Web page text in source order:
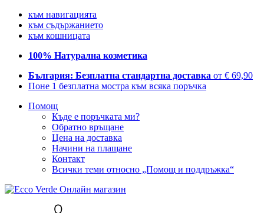
към навигацията
към съдържанието
към кошницата
100% Натурална козметика
България: Безплатна стандартна доставка от € 69,90
Поне 1 безплатна мостра към всяка поръчка
Помощ
Къде е поръчката ми?
Обратно връщане
Цена на доставка
Начини на плащане
Контакт
Всички теми относно „Помощ и поддръжка“